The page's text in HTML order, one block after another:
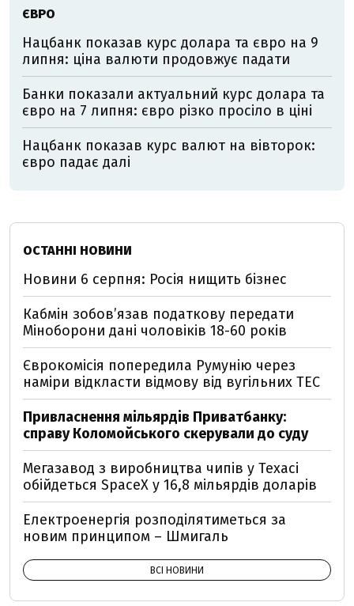
ЄВРО
Нацбанк показав курс долара та євро на 9
липня: ціна валюти продовжує падати
Банки показали актуальний курс долара та
євро на 7 липня: євро різко просіло в ціні
Нацбанк показав курс валют на вівторок:
євро падає далі
ОСТАННІ НОВИНИ
Новини 6 серпня: Росія нищить бізнес
Кабмін зобовʼязав податкову передати
Міноборони дані чоловіків 18-60 років
Єврокомісія попередила Румунію через
наміри відкласти відмову від вугільних ТЕС
Привласнення мільярдів Приватбанку:
справу Коломойського скерували до суду
Мегазавод з виробництва чипів у Техасі
обійдеться SpaceX у 16,8 мільярдів доларів
Електроенергія розподілятиметься за
новим принципом – Шмигаль
ВСІ НОВИНИ